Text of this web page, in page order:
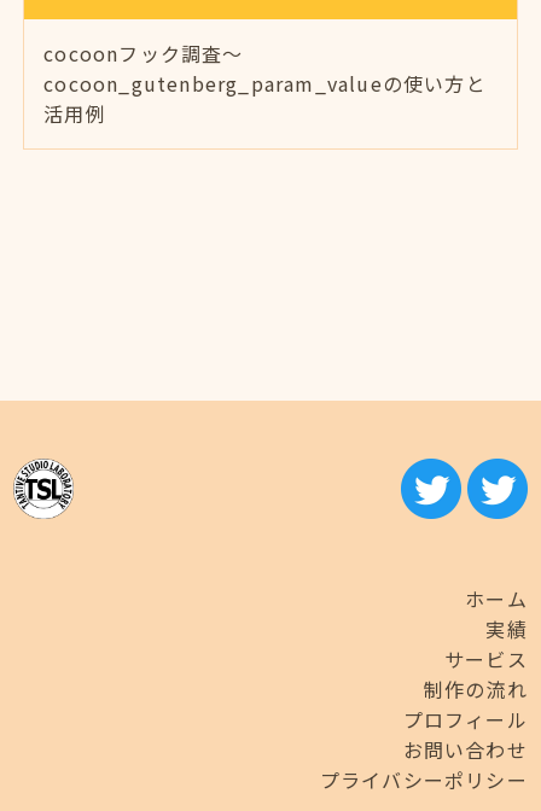
cocoonフック調査～
cocoon_gutenberg_param_valueの使い方と
活用例
ホーム
実績
サービス
制作の流れ
プロフィール
お問い合わせ
プライバシーポリシー